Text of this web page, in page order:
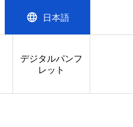
language 日本語
デジタルパンフ
レット